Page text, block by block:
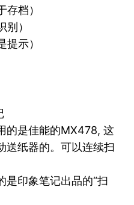
档）
）
示）
的是佳能的MX478, 这
送纸器的。可以连续扫
是印象笔记出品的“扫